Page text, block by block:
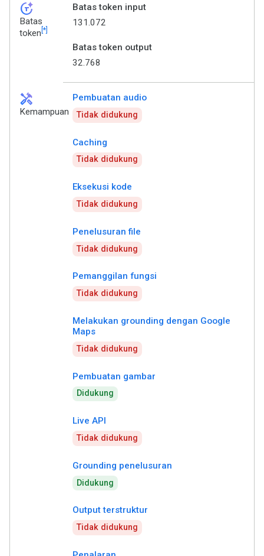
token_auto
Batas
token [*]
Batas token input
131.072
Batas token output
32.768
handyman
Kemampuan
Pembuatan audio
Tidak didukung
Caching
Tidak didukung
Eksekusi kode
Tidak didukung
Penelusuran file
Tidak didukung
Pemanggilan fungsi
Tidak didukung
Melakukan grounding dengan Google
Maps
Tidak didukung
Pembuatan gambar
Didukung
Live API
Tidak didukung
Grounding penelusuran
Didukung
Output terstruktur
Tidak didukung